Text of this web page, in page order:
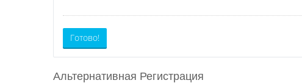
Готово!
Альтернативная Регистрация